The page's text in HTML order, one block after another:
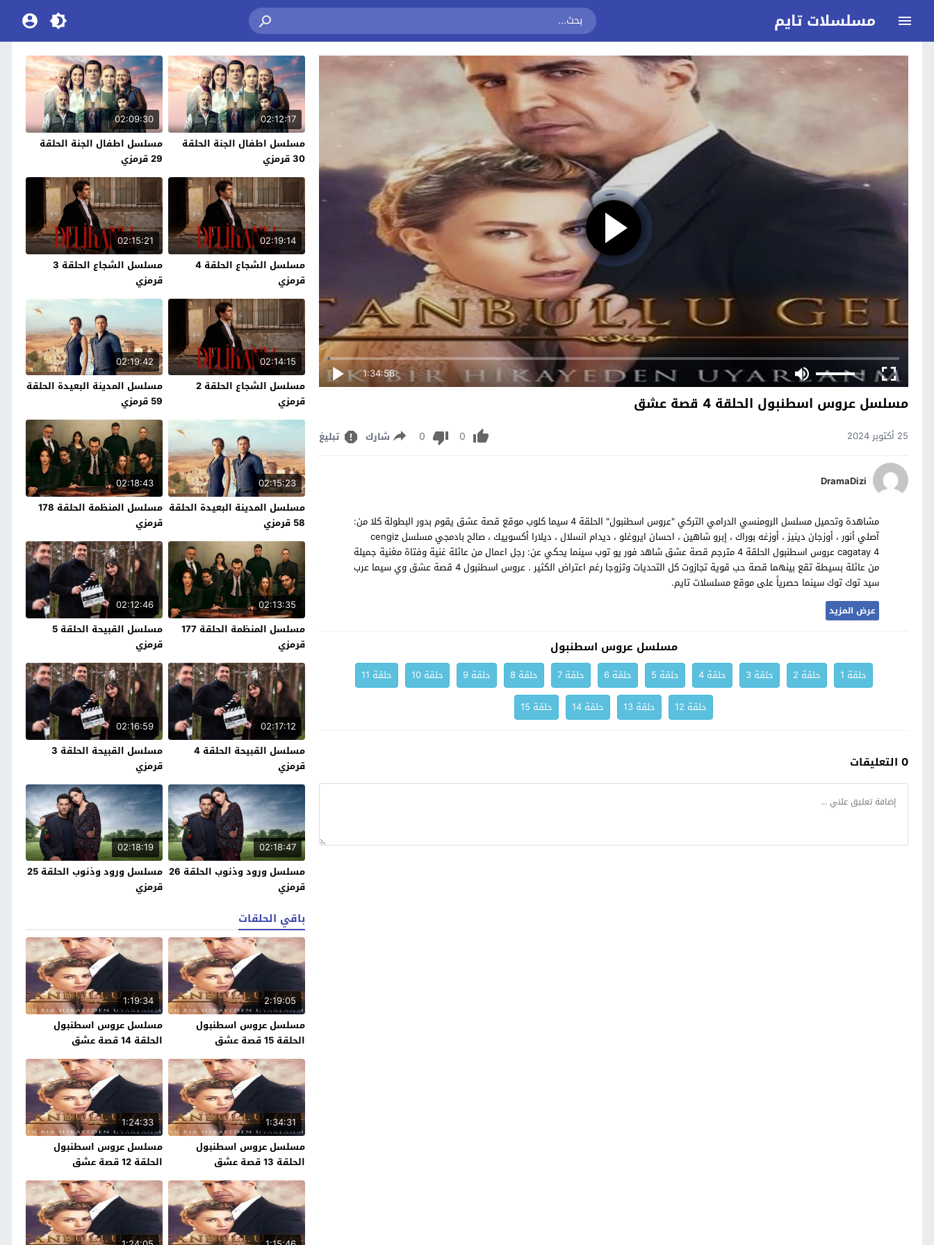
مسلسلات تايم
1:34:58
مسلسل عروس اسطنبول الحلقة 4 قصة عشق
25 أكتوبر 2024 0
0 شارك تبليغ
DramaDizi
مشاهدة وتحميل مسلسل الرومنسي الدرامي التركي "عروس اسطنبول" الحلقة 4 سيما كلوب موقع قصة عشق يقوم بدور البطولة كلا من:
آصلي أنور ، أوزجان دينيز ، أوزغه بوراك ، إبرو شاهين ، احسان ايروغلو ، ديدام انسلال ، ديلارا أكسوييك ، صالح بادمجي مسلسل cengiz
cagatay 4 عروس اسطنبول الحلقة 4 مترجم قصة عشق شاهد فور يو توب سينما يحكي عن: رجل اعمال من عائلة غنية وفتاة مغنية جميلة
من عائلة بسيطة تقع بينهما قصة حب قوية تجازوت كل التحديات وتزوجا رغم اعتراض الكثير . عروس اسطنبول 4 قصة عشق وي سيما عرب
سيد توك توك سينما حصرياً على موقع مسلسلات تايم.
عرض المزيد
مسلسل عروس اسطنبول
حلقة 1 حلقة 2 حلقة 3 حلقة 4 حلقة 5 حلقة 6 حلقة 7 حلقة 8 حلقة 9 حلقة 10
حلقة 11
حلقة 12
حلقة 13 حلقة 14 حلقة 15
0 التعليقات
02:12:17
مسلسل اطفال الجنة الحلقة
30 قرمزي
02:09:30
مسلسل اطفال الجنة الحلقة
29 قرمزي
02:19:14
مسلسل الشجاع الحلقة 4
قرمزي
02:15:21
مسلسل الشجاع الحلقة 3
قرمزي
02:14:15
مسلسل الشجاع الحلقة 2
قرمزي
02:19:42
مسلسل المدينة البعيدة الحلقة
59 قرمزي
02:15:23
مسلسل المدينة البعيدة الحلقة
58 قرمزي
02:18:43
مسلسل المنظمة الحلقة 178
قرمزي
02:13:35
مسلسل المنظمة الحلقة 177
قرمزي
02:12:46
مسلسل القبيحة الحلقة 5
قرمزي
02:17:12
مسلسل القبيحة الحلقة 4
قرمزي
02:16:59
مسلسل القبيحة الحلقة 3
قرمزي
02:18:47
مسلسل ورود وذنوب الحلقة 26
قرمزي
02:18:19
مسلسل ورود وذنوب الحلقة 25
قرمزي
باقي الحلقات
2:19:05
مسلسل عروس اسطنبول
الحلقة 15 قصة عشق
1:19:34
مسلسل عروس اسطنبول
الحلقة 14 قصة عشق
1:34:31
مسلسل عروس اسطنبول
الحلقة 13 قصة عشق
1:24:33
مسلسل عروس اسطنبول
الحلقة 12 قصة عشق